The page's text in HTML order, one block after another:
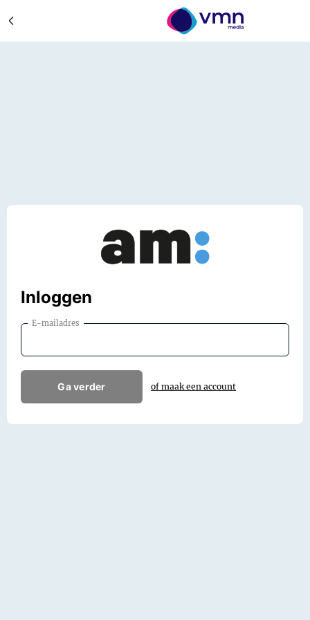
Inloggen
E-mailadres
Ga verder of maak een account